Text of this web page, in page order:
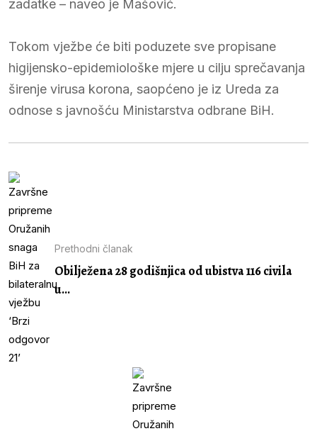
zadatke – naveo je Mašović.
Tokom vježbe će biti poduzete sve propisane
higijensko-epidemiološke mjere u cilju sprečavanja
širenje virusa korona, saopćeno je iz Ureda za
odnose s javnošću Ministarstva odbrane BiH.
Prethodni članak
Obilježena 28 godišnjica od ubistva 116 civila
u...